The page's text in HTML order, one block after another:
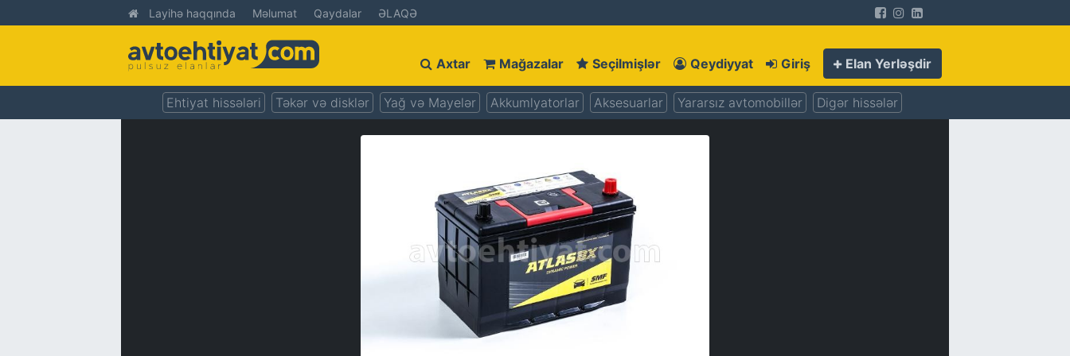
Layihə haqqında Məlumat Qaydalar ƏLAQƏ
Axtar Mağazalar Seçilmişlər Qeydiyyat Giriş Elan Yerləşdir
Ehtiyat hissələri Təkər və disklər Yağ və Mayelər Akkumlyatorlar Aksesuarlar Yararsız avtomobillər Digər hissələr